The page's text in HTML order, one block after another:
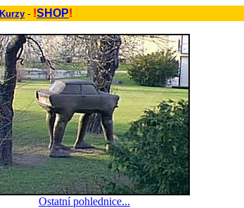
Kurzy - !SHOP!
Ostatní pohlednice...